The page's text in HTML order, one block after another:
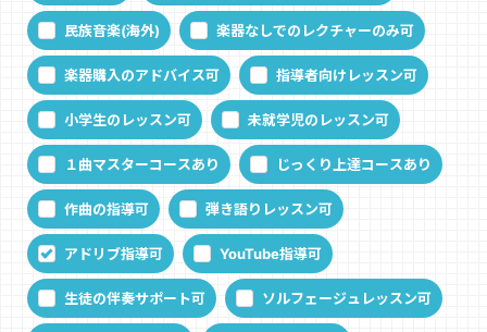
民族音楽(海外) 楽器なしでのレクチャーのみ可
楽器購入のアドバイス可 指導者向けレッスン可
小学生のレッスン可 未就学児のレッスン可
１曲マスターコースあり じっくり上達コースあり
作曲の指導可 弾き語りレッスン可
アドリブ指導可 YouTube指導可
生徒の伴奏サポート可 ソルフェージュレッスン可